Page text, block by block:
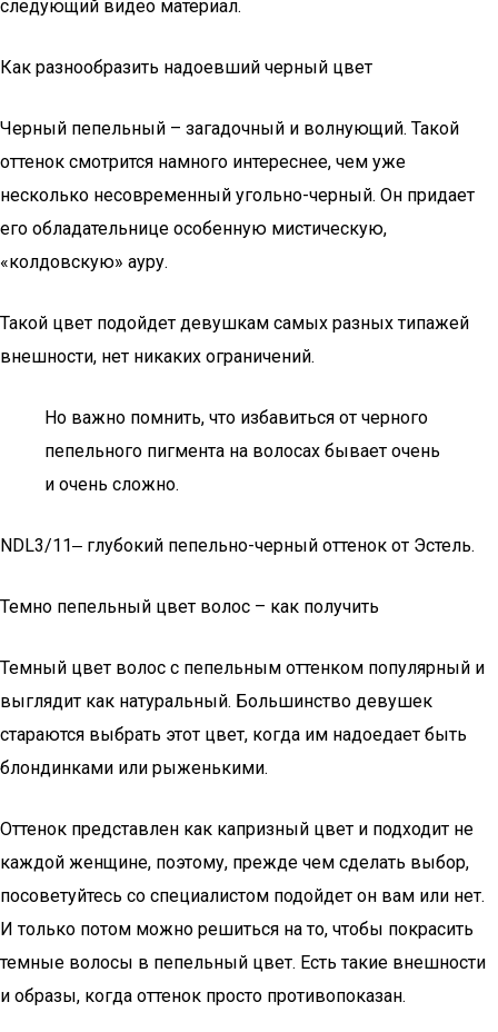
следующий видео материал.
Как разнообразить надоевший черный цвет
Черный пепельный – загадочный и волнующий. Такой
оттенок смотрится намного интереснее, чем уже
несколько несовременный угольно-черный. Он придает
его обладательнице особенную мистическую,
«колдовскую» ауру.
Такой цвет подойдет девушкам самых разных типажей
внешности, нет никаких ограничений.
Но важно помнить, что избавиться от черного
пепельного пигмента на волосах бывает очень
и очень сложно.
NDL3/11‒ глубокий пепельно-черный оттенок от Эстель.
Темно пепельный цвет волос – как получить
Темный цвет волос с пепельным оттенком популярный и
выглядит как натуральный. Большинство девушек
стараются выбрать этот цвет, когда им надоедает быть
блондинками или рыженькими.
Оттенок представлен как капризный цвет и подходит не
каждой женщине, поэтому, прежде чем сделать выбор,
посоветуйтесь со специалистом подойдет он вам или нет.
И только потом можно решиться на то, чтобы покрасить
темные волосы в пепельный цвет. Есть такие внешности
и образы, когда оттенок просто противопоказан.